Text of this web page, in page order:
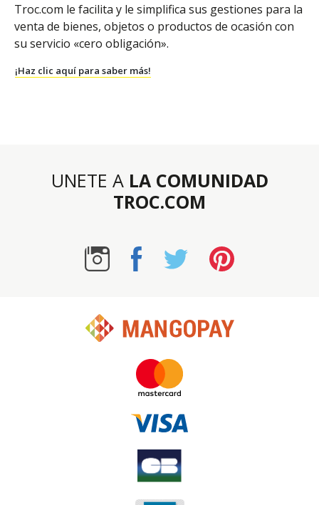
Troc.com le facilita y le simplifica sus gestiones para la
venta de bienes, objetos o productos de ocasión con
su servicio «cero obligación».
¡Haz clic aquí para saber más!
UNETE A LA COMUNIDAD
TROC.COM